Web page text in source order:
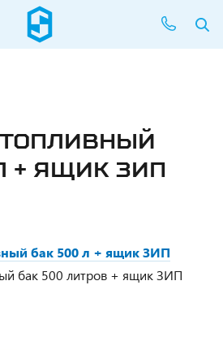
+ ЯЩИК ЗИП
бак 500 л + ящик ЗИП
бак 500 литров + ящик ЗИП